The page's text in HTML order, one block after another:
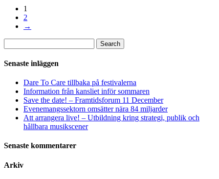
1
2
→
efter:
Search
Senaste inläggen
Dare To Care tillbaka på festivalerna
Information från kansliet inför sommaren
Save the date! – Framtidsforum 11 December
Evenemangssektorn omsätter nära 84 miljarder
Att arrangera live! – Utbildning kring strategi, publik och
hållbara musikscener
Senaste kommentarer
Arkiv